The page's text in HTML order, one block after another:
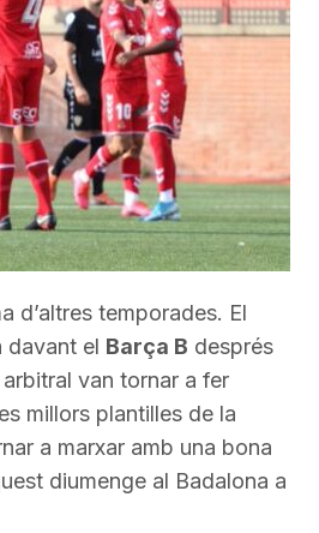
disminuir
d’altres temporades. El
davant el Barça B després
van tornar a fer
millors plantilles de la
a marxar amb una bona
diumenge al Badalona a